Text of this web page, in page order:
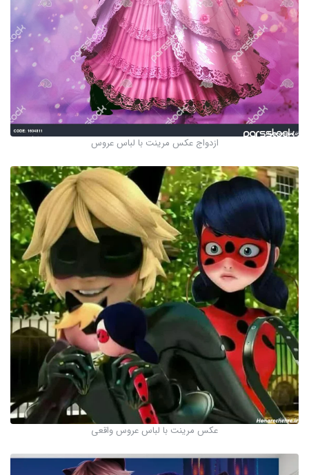
ازدواج عکس مرینت با لباس عروس
عکس مرینت با لباس عروس واقعی